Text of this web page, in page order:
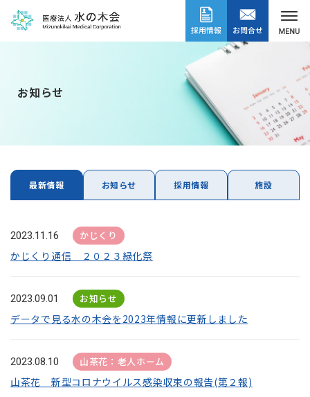
お知らせ
最新情報 お知らせ 採用情報 施設
2023.11.16 かじくり
かじくり通信 ２０２３緑化祭
2023.09.01 お知らせ
データで見る水の木会を2023年情報に更新しました
2023.08.10 山茶花：老人ホーム
山茶花 新型コロナウイルス感染収束の報告(第２報)